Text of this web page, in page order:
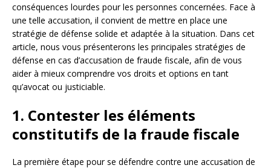
conséquences lourdes pour les personnes concernées. Face à
une telle accusation, il convient de mettre en place une
stratégie de défense solide et adaptée à la situation. Dans cet
article, nous vous présenterons les principales stratégies de
défense en cas d’accusation de fraude fiscale, afin de vous
aider à mieux comprendre vos droits et options en tant
qu’avocat ou justiciable.
1. Contester les éléments
constitutifs de la fraude fiscale
La première étape pour se défendre contre une accusation de